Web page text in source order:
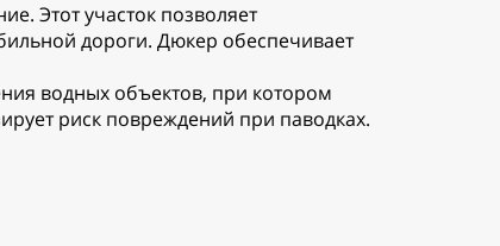
Этот участок позволяет
дороги. Дюкер обеспечивает
водных объектов, при котором
риск повреждений при паводках.